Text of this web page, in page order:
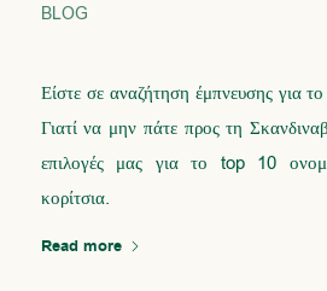
BLOG
Είστε σε αναζήτηση έμπνευσης για
Γιατί να μην πάτε προς τη
επιλογές μας για το top 10
κορίτσια.
Read more